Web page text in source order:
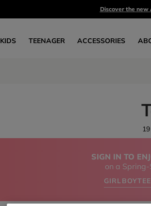
Discover the
KIDS TEENAGER ACCESSORIES
SIGN IN TO
on a
GIRLBOY